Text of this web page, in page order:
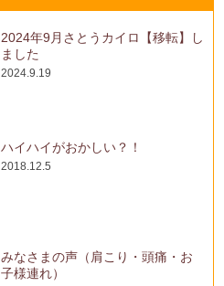
2024年9月さとうカイロ【移転】し
ました
2024.9.19
ハイハイがおかしい？！
2018.12.5
みなさまの声（肩こり・頭痛・お
子様連れ）